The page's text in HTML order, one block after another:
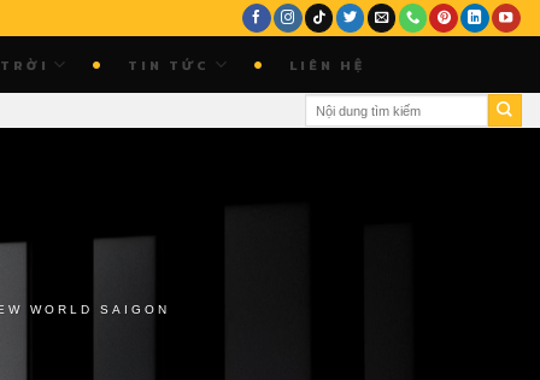
TIN TỨC LIÊN HỆ
WORLD SAIGON